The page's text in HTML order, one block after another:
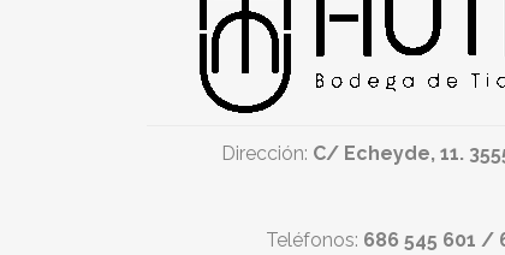
Dirección: C/ Echeyde, 11.
Teléfonos: 686 545 601 /